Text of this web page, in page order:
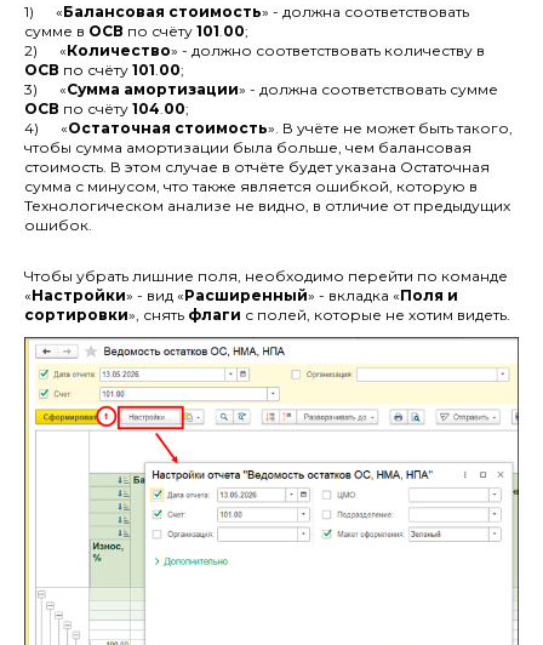
1) «Балансовая стоимость» - должна соответствовать
сумме в ОСВ по счёту 101 00;
2) «Количество» - должно соответствовать количеству в
ОСВ по счёту 101 00;
3) «Сумма амортизации» - должна соответствовать сумме
ОСВ по счёту 104 00;
4) «Остаточная стоимость». В учёте не может быть такого,
чтобы сумма амортизации была больше, чем балансовая
стоимость. В этом случае в отчёте будет указана Остаточная
сумма с минусом, что также является ошибкой, которую в
Технологическом анализе не видно, в отличие от предыдущих
ошибок.
Чтобы убрать лишние поля, необходимо перейти по команде
«Настройки» - вид «Расширенный» - вкладка «Поля и
сортировки», снять флаги с полей, которые не хотим видеть.